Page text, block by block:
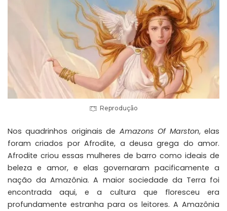
Reprodução
Nos quadrinhos originais de Amazons Of Marston, elas
foram criados porAfrodite, a deusa grega do amor.
Afrodite criou essas mulheres de barro como ideais de
beleza e amor, e elas governaram pacificamente a
nação da Amazônia. A maior sociedade da Terra foi
encontrada aqui, e a cultura que floresceu era
profundamente estranha para os leitores. A Amazônia